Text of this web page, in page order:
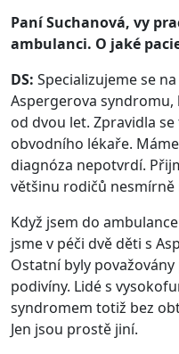
Paní Suchanová, vy
ambulanci. O jaké
DS: Specializujeme se
Aspergerova
od dvou let. Zpravidla
obvodního lékaře.
diagnóza nepotvrdí.
většinu rodičů nesmírně
Když jsem do
jsme v péči dvě děti s
Ostatní byly
podivíny. Lidé s
syndromem totiž bez
Jen jsou prostě jiní.